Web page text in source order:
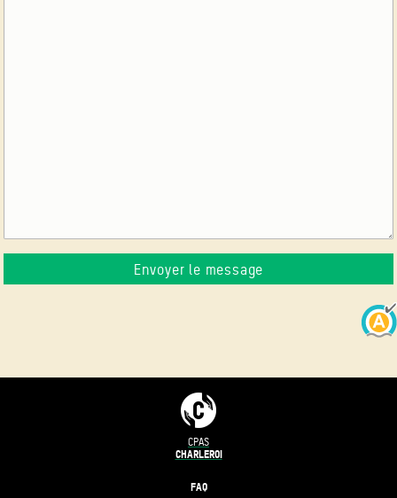
CPAS
CHARLEROI
FAQ